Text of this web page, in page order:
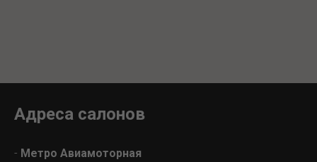
Адреса салонов
- Метро Авиамоторная